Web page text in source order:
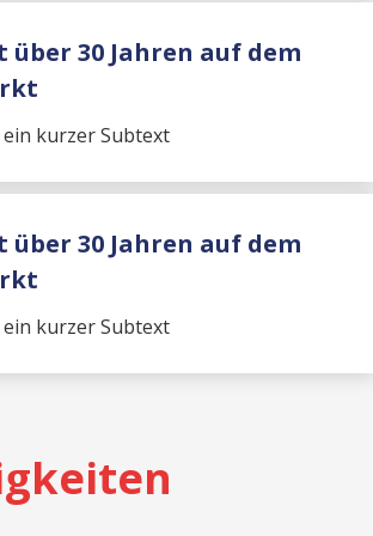
über 30 Jahren auf dem
kurzer Subtext
über 30 Jahren auf dem
kurzer Subtext